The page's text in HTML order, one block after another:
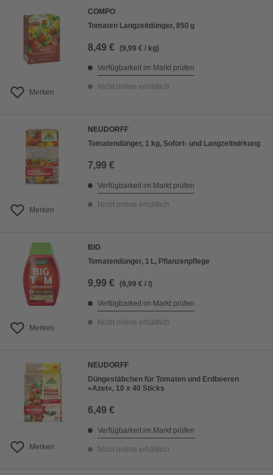
Merken
COMPO
Tomaten Langzeitdünger, 850 g
8,49 € (9,99 € / kg)
Verfügbarkeit im Markt prüfen
Nicht online erhältlich
Merken
NEUDORFF
Tomatendünger, 1 kg, Sofort- und Langzeitwirkung
7,99 €
Verfügbarkeit im Markt prüfen
Nicht online erhältlich
Merken
BIG
Tomatendünger, 1 L, Pflanzenpflege
9,99 € (9,99 € / l)
Verfügbarkeit im Markt prüfen
Nicht online erhältlich
Merken
NEUDORFF
Düngestäbchen für Tomaten und Erdbeeren
»Azet«, 10 x 40 Sticks
6,49 €
Verfügbarkeit im Markt prüfen
Nicht online erhältlich